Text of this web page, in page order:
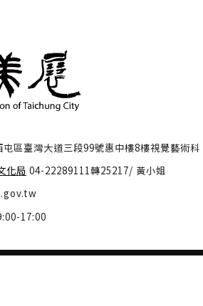
區臺灣大道三段99號惠中樓8樓視覺藝術科
化局 04-22289111轉25217/ 黃小姐
17:00